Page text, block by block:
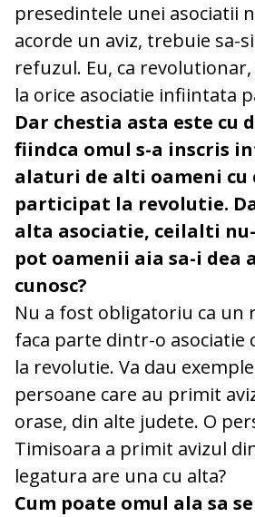
presedintele unei asociatii
acorde un aviz, trebuie sa-
refuzul. Eu, ca
la orice asociatie infiintata
Dar chestia asta este cu
fiindca omul s-a inscris
alaturi de alti oameni cu
participat la revolutie.
alta asociatie, ceilalti nu-
pot oamenii aia sa-i dea
cunosc?
Nu a fost obligatoriu ca un
faca parte dintr-o asociatie
la revolutie. Va dau
persoane care au primit
orase, din alte judete. O
Timisoara a primit avizul
legatura are una cu alta?
Cum poate omul ala sa